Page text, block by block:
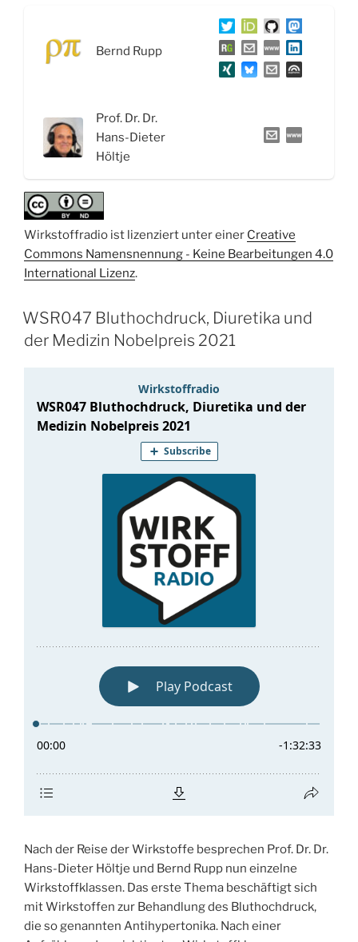
gegen
Bernd Rupp
Prof. Dr. Dr.
Hans-Dieter
Höltje
Wirkstoffradio ist lizenziert unter einer Creative
Commons Namensnennung - Keine Bearbeitungen 4.0
International Lizenz.
WSR047 Bluthochdruck, Diuretika und
der Medizin Nobelpreis 2021
Nach der Reise der Wirkstoffe besprechen Prof. Dr. Dr.
Hans-Dieter Höltje und Bernd Rupp nun einzelne
Wirkstoffklassen. Das erste Thema beschäftigt sich
mit Wirkstoffen zur Behandlung des Bluthochdruck,
die so genannten Antihypertonika. Nach einer